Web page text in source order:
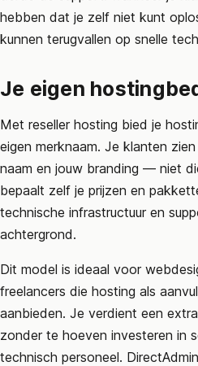
hebben dat je zelf niet kunt
kunnen terugvallen op snelle
Je eigen
Met reseller hosting bied je
eigen merknaam. Je klanten
naam en jouw branding — niet
bepaalt zelf je prijzen en
technische infrastructuur en
achtergrond.
Dit model is ideaal voor
freelancers die hosting als
aanbieden. Je verdient een
zonder te hoeven investeren in
technisch personeel.